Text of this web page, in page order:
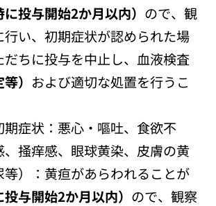
に投与開始2か月以内） ので、観
行い、初期症状が認められた場
だちに投与を中止し、血液検査
） および適切な処置を行うこ
症状：悪心・嘔吐、食欲不
、掻痒感、眼球黄染、皮膚の黄
等）：黄疸があらわれることが
投与開始2か月以内） ので、観察